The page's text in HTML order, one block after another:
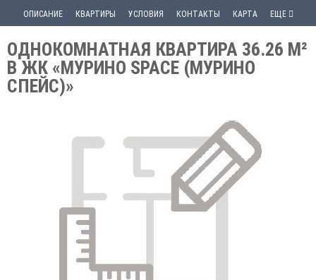
ОПИСАНИЕ КВАРТИРЫ УСЛОВИЯ КОНТАКТЫ КАРТА ЕЩЕ
ОДНОКОМНАТНАЯ КВАРТИРА 36.26 М²
В ЖК «МУРИНО SPACE (МУРИНО
СПЕЙС)»